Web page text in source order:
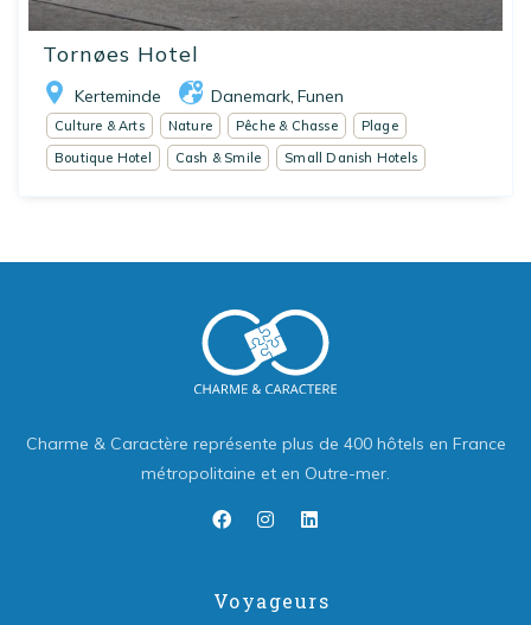
Tornøes Hotel
Kerteminde Danemark Funen
Culture & Arts Nature Pêche & Chasse
Plage
Boutique Hotel
Cash & Smile Small Danish Hotels
Charme & Caractère représente plus de 400 hôtels en France
métropolitaine et en Outre-mer.
Voyageurs